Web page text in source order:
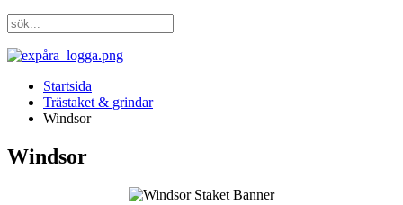
Startsida
Trästaket & grindar
Windsor
Windsor